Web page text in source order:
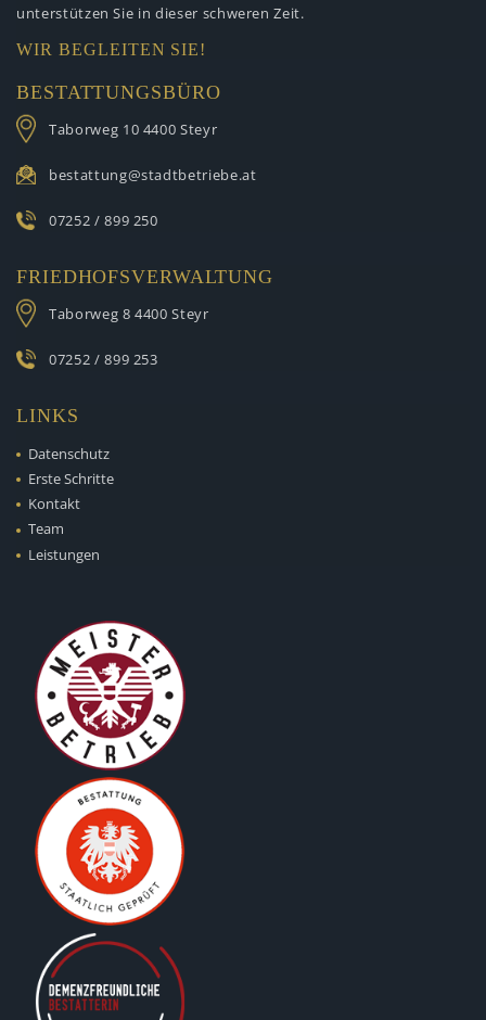
unterstützen Sie in dieser schweren Zeit.
WIR BEGLEITEN SIE!
BESTATTUNGSBÜRO
Taborweg 10 4400 Steyr
bestattung@stadtbetriebe.at
07252 / 899 250
FRIEDHOFSVERWALTUNG
Taborweg 8 4400 Steyr
07252 / 899 253
LINKS
Datenschutz
Erste Schritte
Kontakt
Team
Leistungen